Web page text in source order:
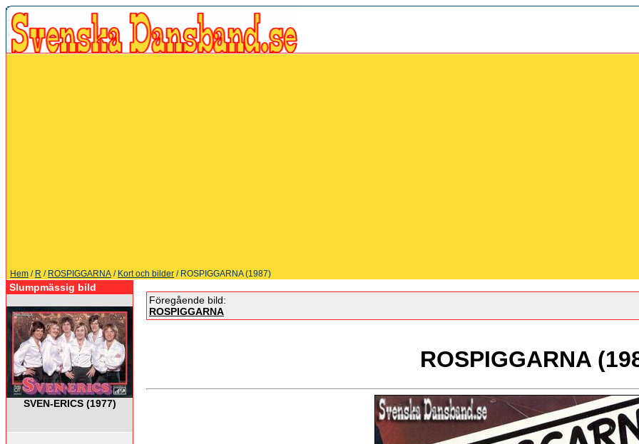
Hem / R / ROSPIGGARNA / Kort och bilder / ROSPIGGARNA (1987)
Slumpmässig bild
SVEN-ERICS (1977)
Föregående bild:
ROSPIGGARNA
ROSPIGGARNA